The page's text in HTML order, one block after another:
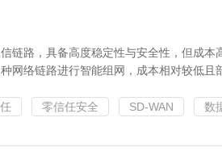
链路，具备高度稳定性与安全性，但成本
网络链路进行智能组网，成本相对较低且
零信任安全 SD-WAN 数